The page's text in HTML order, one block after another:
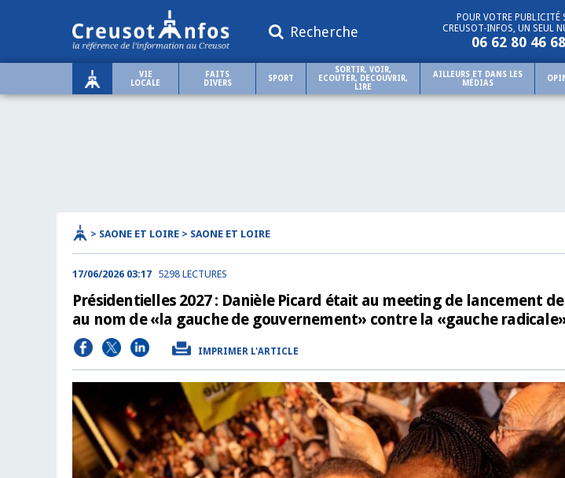
Recherche
POUR VOTRE PUBLICITÉ
CREUSOT-INFOS, UN SEUL
06 62 80 46 68
VIE
LOCALE
FAITS
DIVERS
SPORT
SORTIR, VOIR,
ECOUTER, DECOUVRIR,
LIRE
AILLEURS ET DANS LES
MÉDIAS
> SAONE ET LOIRE > SAONE ET LOIRE
17/06/2026 03:17 5298 LECTURES
Présidentielles 2027 : Danièle Picard était au meeting de lancement
au nom de «la gauche de gouvernement» contre la «gauche
IMPRIMER L'ARTICLE